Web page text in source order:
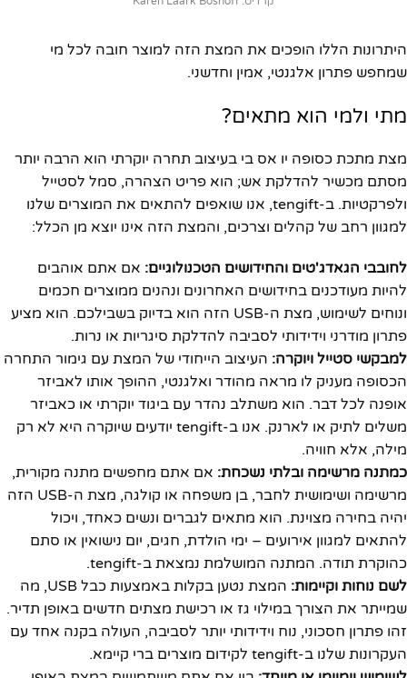
היתרונות הללו הופכים את המצת הזה למוצר חובה לכל מי
שמחפש פתרון אלגנטי, אמין וחדשני.
מתי ולמי הוא מתאים?
מצת מתכת כסופה יו אס בי בעיצוב תחרה יוקרתי הוא הרבה יותר
מסתם מכשיר להדלקת אש; הוא פריט הצהרה, סמל לסטייל
ולפרקטיות. ב-tengift, אנו שואפים להתאים את המוצרים שלנו
למגוון רחב של קהלים וצרכים, והמצת הזה אינו יוצא מן הכלל:
לחובבי הגאדג'טים והחידושים הטכנולוגיים: אם אתם אוהבים
להיות מעודכנים בחידושים האחרונים ונהנים ממוצרים חכמים
ונוחים לשימוש, מצת ה-USB הזה הוא בדיוק בשבילכם. הוא מציע
פתרון מודרני וידידותי לסביבה להדלקת סיגריות או נרות.
למבקשי סטייל ויוקרה: העיצוב הייחודי של המצת עם גימור התחרה
הכסופה מעניק לו מראה מהודר ואלגנטי, ההופך אותו לאביזר
אופנה לכל דבר. הוא משתלב נהדר עם ביגוד יוקרתי או כאביזר
משלים לתיק או לארנק. אנו ב-tengift יודעים שיוקרה היא לא רק
מילה, אלא חוויה.
כמתנה מרשימה ובלתי נשכחת: אם אתם מחפשים מתנה מקורית,
מרשימה ושימושית לחבר, בן משפחה או קולגה, מצת ה-USB הזה
יהיה בחירה מצוינת. הוא מתאים לגברים ונשים כאחד, ויכול
להתאים למגוון אירועים – ימי הולדת, חגים, יום נישואין או סתם
כהוקרת תודה. המתנה המושלמת נמצאת ב-tengift.
לשם נוחות וקיימות:
המצת נטען בקלות באמצעות כבל USB, מה
שמייתר את הצורך במילוי גז או רכישת מצתים חדשים באופן תדיר.
זהו פתרון חסכוני, נוח וידידותי יותר לסביבה, העולה בקנה אחד עם
העקרונות שלנו ב-tengift לקידום מוצרים ברי קיימא.